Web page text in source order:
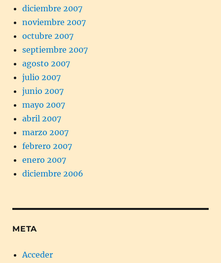
diciembre 2007
noviembre 2007
octubre 2007
septiembre 2007
agosto 2007
julio 2007
junio 2007
mayo 2007
abril 2007
marzo 2007
febrero 2007
enero 2007
diciembre 2006
META
Acceder